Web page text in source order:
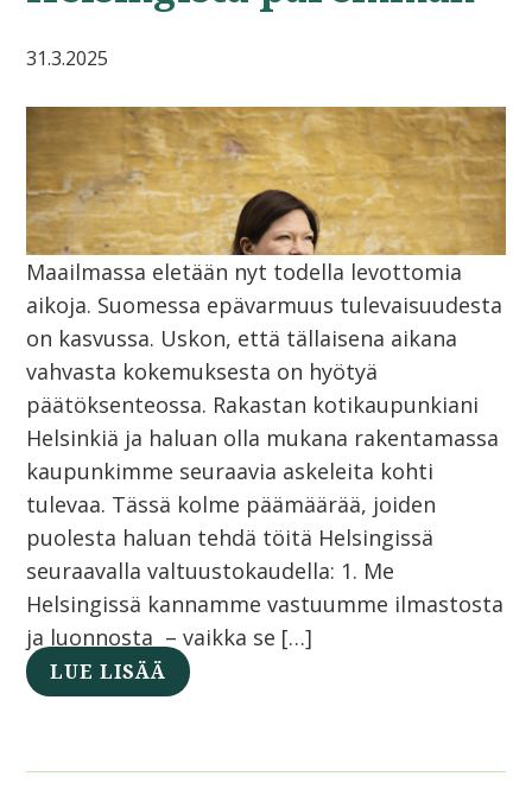
31.3.2025
Maailmassa eletään nyt todella levottomia
aikoja. Suomessa epävarmuus tulevaisuudesta
on kasvussa. Uskon, että tällaisena aikana
vahvasta kokemuksesta on hyötyä
päätöksenteossa. Rakastan kotikaupunkiani
Helsinkiä ja haluan olla mukana rakentamassa
kaupunkimme seuraavia askeleita kohti
tulevaa. Tässä kolme päämäärää, joiden
puolesta haluan tehdä töitä Helsingissä
seuraavalla valtuustokaudella: 1. Me
Helsingissä kannamme vastuumme ilmastosta
ja luonnosta – vaikka se […]
LUE LISÄÄ